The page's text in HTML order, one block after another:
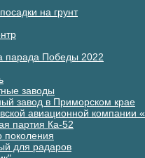
на грунт
парада Победы 2022
заводы
завод в Приморском крае
авиационной компании
партия Ка-52
поколения
для радаров